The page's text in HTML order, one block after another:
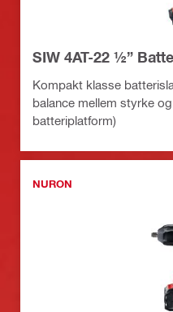
SIW 4AT-22 ½”
Kompakt klasse
balance mellem styrke
batteriplatform)
NURON